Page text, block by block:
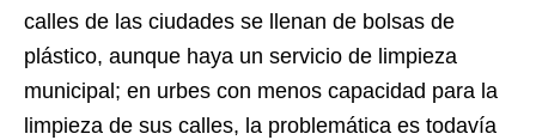
calles de las ciudades se llenan de bolsas de
plástico, aunque haya un servicio de limpieza
municipal; en urbes con menos capacidad para la
limpieza de sus calles, la problemática es todavía